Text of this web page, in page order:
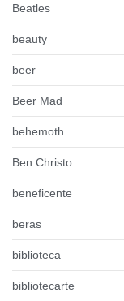
Beatles
beauty
beer
Beer Mad
behemoth
Ben Christo
beneficente
beras
biblioteca
bibliotecarte